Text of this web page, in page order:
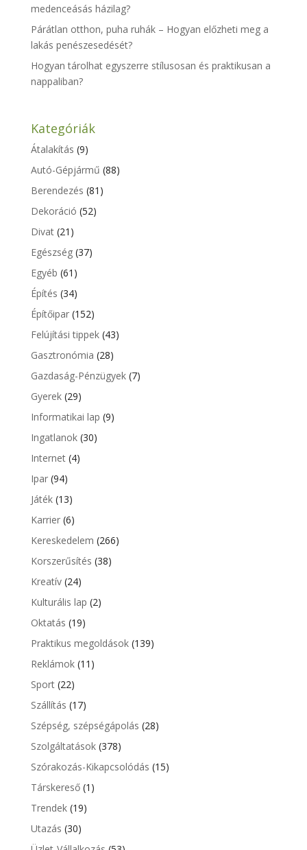
medenceásás házilag?
Párátlan otthon, puha ruhák – Hogyan előzheti meg a
lakás penészesedését?
Hogyan tárolhat egyszerre stílusosan és praktikusan a
nappaliban?
Kategóriák
Átalakítás (9)
Autó-Gépjármű (88)
Berendezés (81)
Dekoráció (52)
Divat(21)
Egészség(37)
Egyéb (61)
Építés (34)
Építőipar(152)
Felújítási tippek(43)
Gasztronómia (28)
Gazdaság-Pénzügyek(7)
Gyerek(29)
Informatikai lap (9)
Ingatlanok(30)
Internet(4)
Ipar(94)
Játék(13)
Karrier(6)
Kereskedelem (266)
Korszerűsítés (38)
Kreatív(24)
Kulturális lap (2)
Oktatás (19)
Praktikus megoldások(139)
Reklámok(11)
Sport(22)
Szállítás (17)
Szépség, szépségápolás (28)
Szolgáltatások(378)
Szórakozás-Kikapcsolódás (15)
Társkereső(1)
Trendek(19)
Utazás (30)